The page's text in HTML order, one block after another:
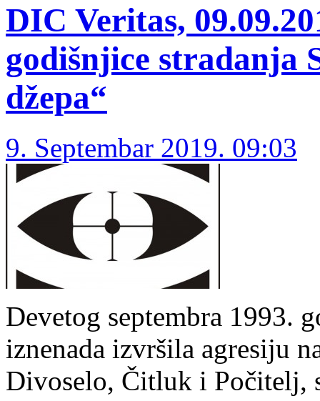
DIC Veritas,
godišnjice stradanja
džepa“
9. Septembar 2019. 09:03
Devetog septembra 1993.
iznenada izvršila agresiju
Divoselo, Čitluk i Počitelj,